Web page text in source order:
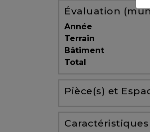
COURTIERS
Évaluation
Année
Terrain
Bâtiment
Total
Pièce(s) et
Caractéristiques